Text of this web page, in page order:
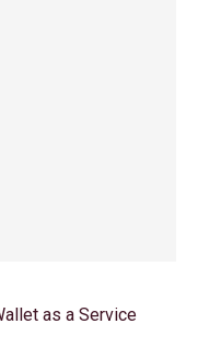
as a Service